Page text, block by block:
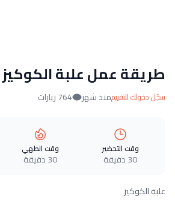
طريقة عمل علبة الكوكيز
سجّل دخولك للتقييممنذ شهر 764 زيارات
وقت التحضير
30 دقيقة
وقت الطهي
30 دقيقة
علبة الكوكيز